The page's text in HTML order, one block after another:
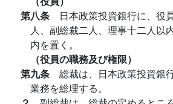
第八条 日本政策投資銀行に、役
人、副総裁二人、理事十二人以
内を置く。
（役員の職務及び権限）
第九条 総裁は、日本政策投資銀
業務を総理する。